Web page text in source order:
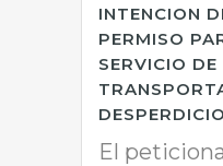
INTENCION
PERMISO
SERVICIO DE
El